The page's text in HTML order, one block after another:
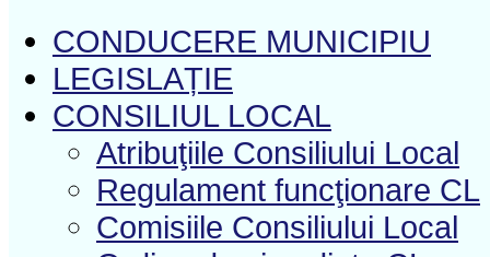
CONDUCERE MUNICIPIU
LEGISLAȚIE
CONSILIUL LOCAL
Atribuţiile Consiliului Local
Regulament funcţionare CL
Comisiile Consiliului Local